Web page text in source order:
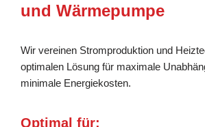
und Wärmepumpe
Wir vereinen Stromproduktion und
optimalen Lösung für maximale
minimale Energiekosten.
Optimal für: